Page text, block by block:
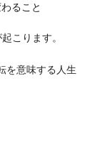
ること
こります。
を意味する人生